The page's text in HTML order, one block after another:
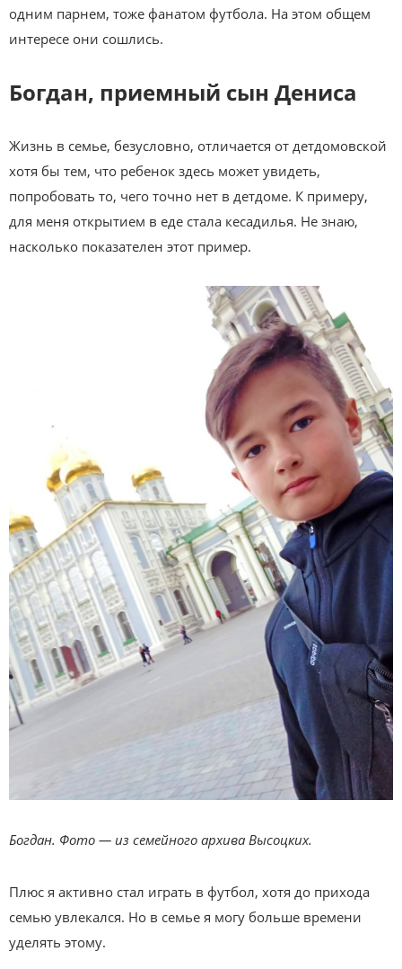
одним парнем, тоже фанатом футбола. На этом общем
интересе они сошлись.
Богдан, приемный сын Дениса
Жизнь в семье, безусловно, отличается от детдомовской
хотя бы тем, что ребенок здесь может увидеть,
попробовать то, чего точно нет в детдоме. К примеру,
для меня открытием в еде стала кесадилья. Не знаю,
насколько показателен этот пример.
Богдан. Фото — из семейного архива Высоцких.
Плюс я активно стал играть в футбол, хотя до прихода
семью увлекался. Но в семье я могу больше времени
уделять этому.